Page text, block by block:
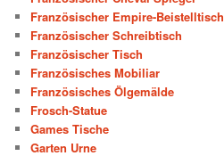
Französischer Empire-Beistelltisch
Französischer Schreibtisch
Französischer Tisch
Französisches Mobiliar
Französisches Ölgemälde
Frosch-Statue
Games Tische
Garten Urne